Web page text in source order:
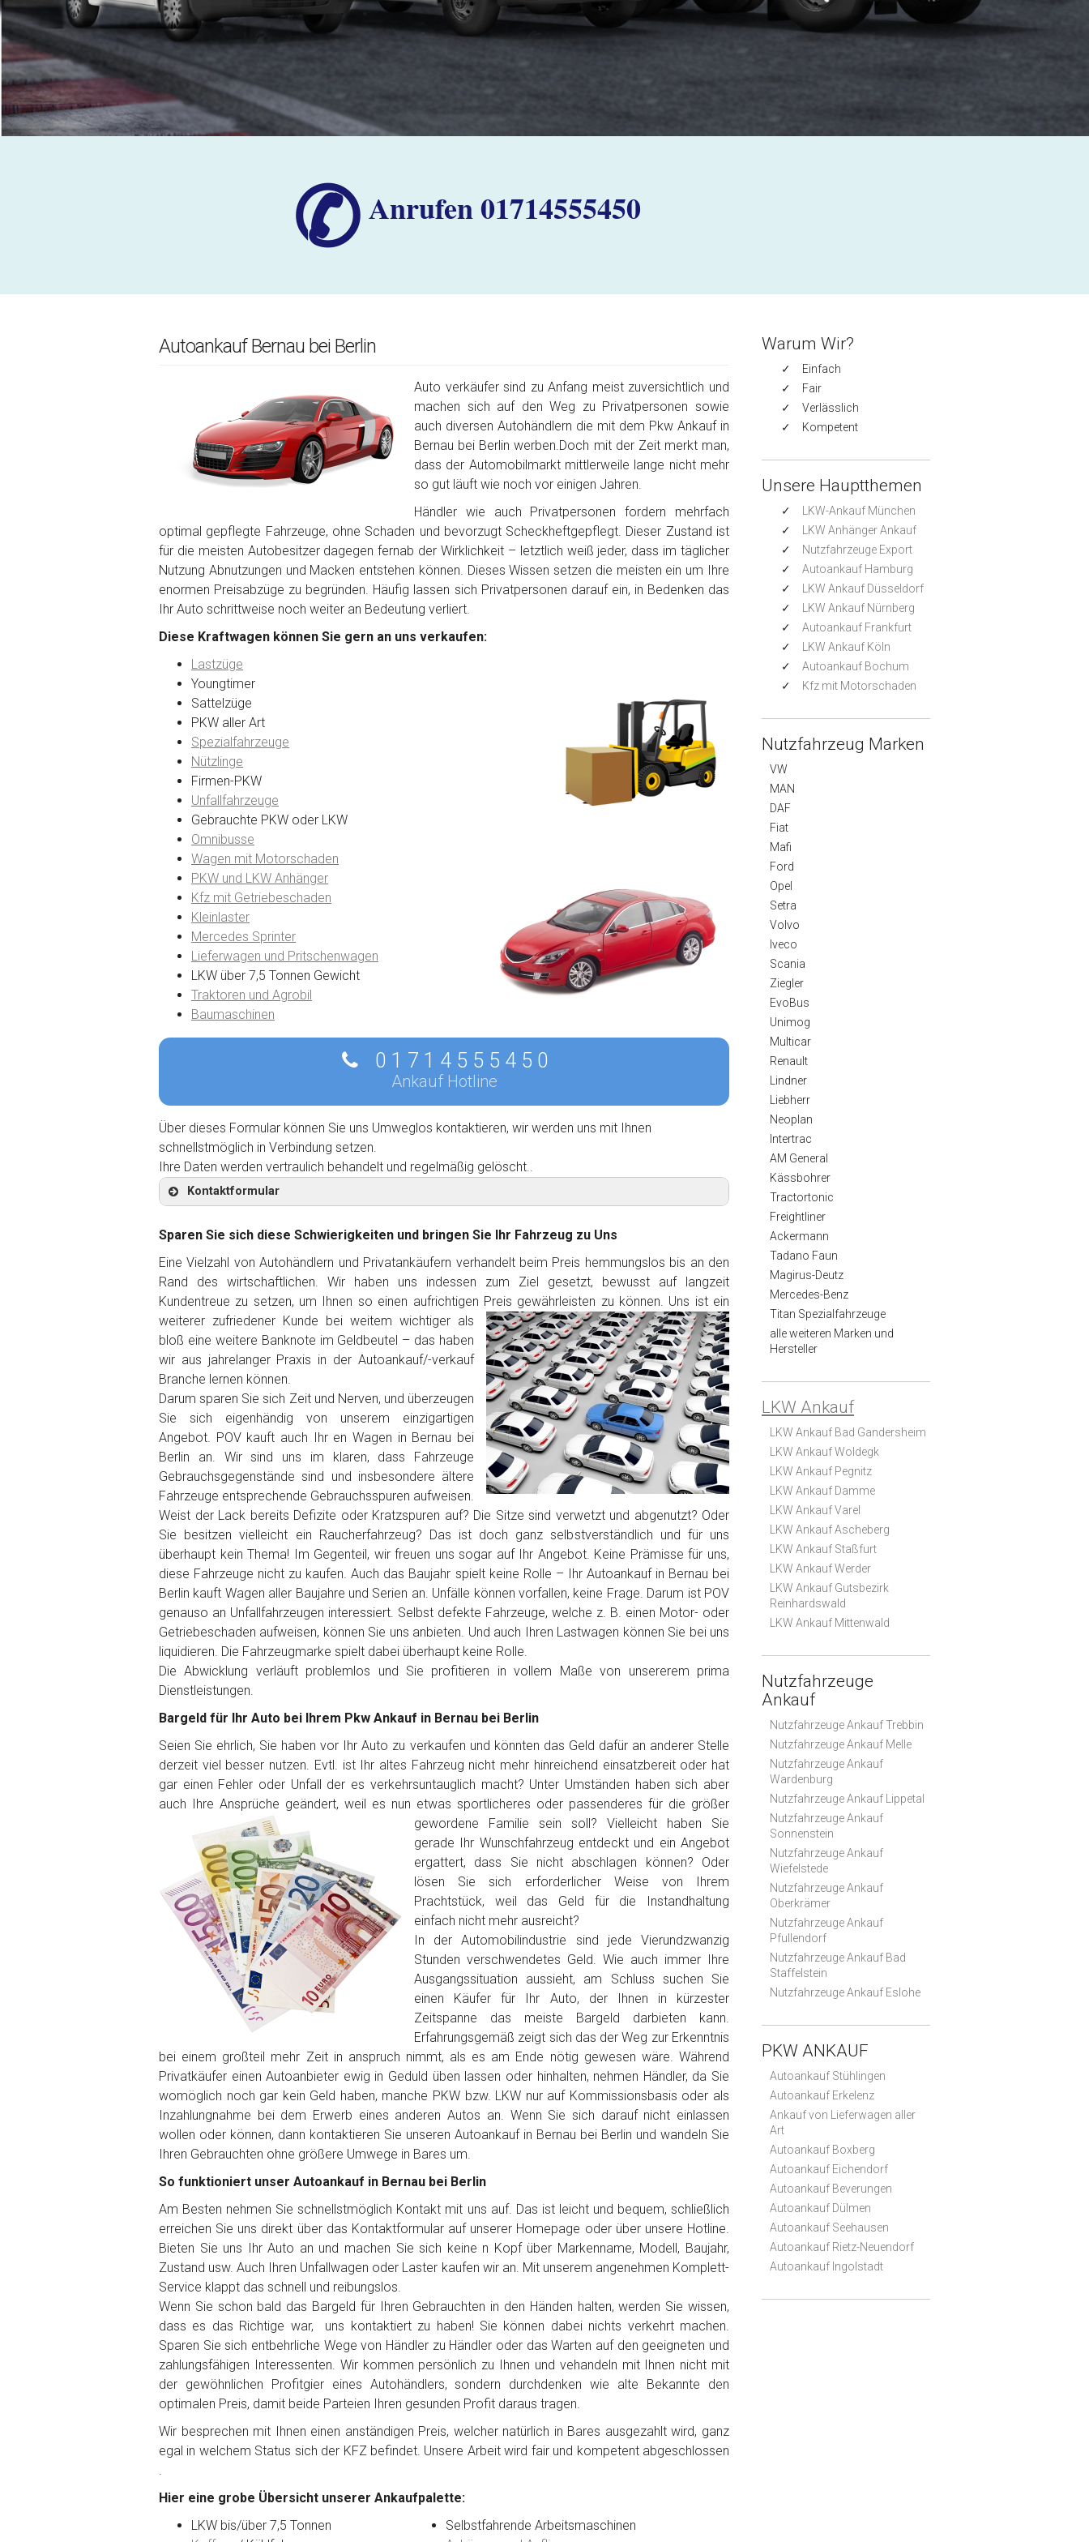
✆Anrufen 01714555450
Autoankauf Bernau bei Berlin
Auto verkäufer sind zu Anfang meist zuversichtlich und
machen sich auf den Weg zu Privatpersonen sowie
auch diversen Autohändlern die mit dem Pkw Ankauf in
Bernau bei Berlin werben.Doch mit der Zeit merkt man,
dass der Automobilmarkt mittlerweile lange nicht mehr
so gut läuft wie noch vor einigen Jahren.
Händler wie auch Privatpersonen fordern mehrfach
optimal gepflegte Fahrzeuge, ohne Schaden und bevorzugt Scheckheftgepflegt. Dieser Zustand ist
für die meisten Autobesitzer dagegen fernab der Wirklichkeit – letztlich weiß jeder, dass im täglicher
Nutzung Abnutzungen und Macken entstehen können. Dieses Wissen setzen die meisten ein um Ihre
enormen Preisabzüge zu begründen. Häufig lassen sich Privatpersonen darauf ein, in Bedenken das
Ihr Auto schrittweise noch weiter an Bedeutung verliert.
Diese Kraftwagen können Sie gern an uns verkaufen:
Lastzüge
Youngtimer
Sattelzüge
PKW aller Art
Spezialfahrzeuge
Nützlinge
Firmen-PKW
Unfallfahrzeuge
Gebrauchte PKW oder LKW
Omnibusse
Wagen mit Motorschaden
PKW und LKW Anhänger
Kfz mit Getriebeschaden
Kleinlaster
Mercedes Sprinter
Lieferwagen und Pritschenwagen
LKW über 7,5 Tonnen Gewicht
Traktoren und Agrobil
Baumaschinen
0 1 7 1 4 5 5 5 4 5 0
Ankauf Hotline
Über dieses Formular können Sie uns Umweglos kontaktieren, wir werden uns mit Ihnen
schnellstmöglich in Verbindung setzen.
Ihre Daten werden vertraulich behandelt und regelmäßig gelöscht..
Kontaktformular
Kontaktformular
Marke*
Model*
Baujahr
Getriebe
Bekannte Schäden
Kilometerstand
Preisvorstellung
Name*
Telefon*
Email
PLZ und Ort
Foto Nr. 1
Foto Nr. 2
Foto Nr. 3
Sonstiges
Fertig
Wie viel ist 10+2 ?
Sparen Sie sich diese Schwierigkeiten und bringen Sie Ihr Fahrzeug zu Uns
Eine Vielzahl von Autohändlern und Privatankäufern verhandelt beim Preis hemmungslos bis an den
Rand des wirtschaftlichen. Wir haben uns indessen zum Ziel gesetzt, bewusst auf langzeit
Kundentreue zu setzen, um Ihnen so einen aufrichtigen Preis gewährleisten zu können. Uns ist ein
weiterer zufriedener Kunde
bei weitem wichtiger als
bloß eine weitere Banknote im Geldbeutel – das haben
wir aus jahrelanger Praxis in der Autoankauf/-verkauf
Branche lernen können.
Darum sparen Sie sich Zeit und Nerven, und überzeugen
Sie sich eigenhändig von unserem einzigartigen
Angebot. POV kauft auch Ihr en Wagen in Bernau bei
Berlin an. Wir sind uns im klaren, dass Fahrzeuge
Gebrauchsgegenstände sind und insbesondere ältere
Fahrzeuge entsprechende Gebrauchsspuren aufweisen.
Weist der Lack bereits Defizite oder Kratzspuren auf? Die Sitze sind verwetzt und abgenutzt? Oder
Sie besitzen vielleicht ein Raucherfahrzeug? Das ist doch ganz selbstverständlich und für uns
überhaupt kein Thema! Im Gegenteil, wir freuen uns sogar auf Ihr Angebot. Keine Prämisse für uns,
diese Fahrzeuge nicht zu kaufen. Auch das Baujahr spielt keine Rolle – Ihr Autoankauf in Bernau bei
Berlin kauft Wagen aller Baujahre und Serien an. Unfälle können vorfallen, keine Frage. Darum ist POV
genauso an Unfallfahrzeugen interessiert. Selbst defekte Fahrzeuge, welche z. B. einen Motor- oder
Getriebeschaden aufweisen, können Sie uns anbieten. Und auch Ihren Lastwagen können Sie bei uns
liquidieren. Die Fahrzeugmarke spielt dabei überhaupt keine Rolle.
Die Abwicklung verläuft problemlos und Sie profitieren in vollem Maße von unsererem prima
Dienstleistungen.
Bargeld für Ihr Auto bei Ihrem Pkw Ankauf in Bernau bei Berlin
Seien Sie ehrlich, Sie haben vor Ihr Auto zu verkaufen und könnten das Geld dafür an anderer Stelle
derzeit viel besser nutzen. Evtl. ist Ihr altes Fahrzeug nicht mehr hinreichend einsatzbereit oder hat
gar einen Fehler oder Unfall der es verkehrsuntauglich macht? Unter Umständen haben sich aber
auch Ihre Ansprüche geändert, weil es nun etwas sportlicheres oder passenderes für die größer
gewordene Familie sein soll? Vielleicht haben Sie
gerade Ihr Wunschfahrzeug entdeckt und ein Angebot
ergattert, dass Sie nicht abschlagen können? Oder
lösen Sie sich erforderlicher Weise von Ihrem
Prachtstück, weil das Geld für die Instandhaltung
einfach nicht mehr ausreicht?
In der Automobilindustrie sind jede Vierundzwanzig
Stunden verschwendetes Geld. Wie auch immer Ihre
Ausgangssituation aussieht, am Schluss suchen Sie
einen Käufer für Ihr Auto, der Ihnen in kürzester
Zeitspanne das meiste Bargeld darbieten kann.
Erfahrungsgemäß zeigt sich das der Weg zur Erkenntnis
bei einem großteil mehr Zeit in anspruch nimmt, als es am Ende nötig gewesen wäre. Während
Privatkäufer einen Autoanbieter ewig in Geduld üben lassen oder hinhalten, nehmen Händler, da Sie
womöglich noch gar kein Geld haben, manche PKW bzw. LKW nur auf Kommissionsbasis oder als
Inzahlungnahme bei dem Erwerb eines anderen Autos an. Wenn Sie sich darauf nicht einlassen
wollen oder können, dann kontaktieren Sie unseren Autoankauf in Bernau bei Berlin und wandeln Sie
Ihren Gebrauchten ohne größere Umwege in Bares um.
So funktioniert unser Autoankauf in Bernau bei Berlin
Am Besten nehmen Sie schnellstmöglich Kontakt mit uns auf. Das ist leicht und bequem, schließlich
erreichen Sie uns direkt über das Kontaktformular auf unserer Homepage oder über unsere Hotline.
Bieten Sie uns Ihr Auto an und machen Sie sich keine n Kopf über Markenname, Modell, Baujahr,
Zustand usw. Auch Ihren Unfallwagen oder Laster kaufen wir an. Mit unserem angenehmen Komplett-
Service klappt das schnell und reibungslos.
Wenn Sie schon bald das Bargeld für Ihren Gebrauchten in den Händen halten, werden Sie wissen,
dass es das Richtige war, uns kontaktiert zu haben! Sie können dabei nichts verkehrt machen.
Sparen Sie sich entbehrliche Wege von Händler zu Händler oder das Warten auf den geeigneten und
zahlungsfähigen Interessenten. Wir kommen persönlich zu Ihnen und vehandeln mit Ihnen nicht mit
der gewöhnlichen Profitgier eines Autohändlers, sondern durchdenken wie alte Bekannte den
optimalen Preis, damit beide Parteien Ihren gesunden Profit daraus tragen.
Wir besprechen mit Ihnen einen anständigen Preis, welcher natürlich in Bares ausgezahlt wird, ganz
egal in welchem Status sich der KFZ befindet. Unsere Arbeit wird fair und kompetent abgeschlossen
.
Hier eine grobe Übersicht unserer Ankaufpalette:
LKW bis/über 7,5 Tonnen
Selbstfahrende Arbeitsmaschinen
Warum Wir?
Einfach
Fair
Verlässlich
Kompetent
Unsere Hauptthemen
LKW-Ankauf München
LKW Anhänger Ankauf
Nutzfahrzeuge Export
Autoankauf Hamburg
LKW Ankauf Düsseldorf
LKW Ankauf Nürnberg
Autoankauf Frankfurt
LKW Ankauf Köln
Autoankauf Bochum
Kfz mit Motorschaden
Nutzfahrzeug Marken
VW
MAN
DAF
Fiat
Mafi
Ford
Opel
Setra
Volvo
Iveco
Scania
Ziegler
EvoBus
Unimog
Multicar
Renault
Lindner
Liebherr
Neoplan
Intertrac
AM General
Kässbohrer
Tractortonic
Freightliner
Ackermann
Tadano Faun
Magirus-Deutz
Mercedes-Benz
Titan Spezialfahrzeuge
alle weiteren Marken und
Hersteller
LKW Ankauf
LKW Ankauf Bad Gandersheim
LKW Ankauf Woldegk
LKW Ankauf Pegnitz
LKW Ankauf Damme
LKW Ankauf Varel
LKW Ankauf Ascheberg
LKW Ankauf Staßfurt
LKW Ankauf Werder
LKW Ankauf Gutsbezirk
Reinhardswald
LKW Ankauf Mittenwald
Nutzfahrzeuge
Ankauf
Nutzfahrzeuge Ankauf Trebbin
Nutzfahrzeuge Ankauf Melle
Nutzfahrzeuge Ankauf
Wardenburg
Nutzfahrzeuge Ankauf Lippetal
Nutzfahrzeuge Ankauf
Sonnenstein
Nutzfahrzeuge Ankauf
Wiefelstede
Nutzfahrzeuge Ankauf
Oberkrämer
Nutzfahrzeuge Ankauf
Pfullendorf
Nutzfahrzeuge Ankauf Bad
Staffelstein
Nutzfahrzeuge Ankauf Eslohe
PKW ANKAUF
Autoankauf Stühlingen
Autoankauf Erkelenz
Ankauf von Lieferwagen aller
Art
Autoankauf Boxberg
Autoankauf Eichendorf
Autoankauf Beverungen
Autoankauf Dülmen
Autoankauf Seehausen
Autoankauf Rietz-Neuendorf
Autoankauf Ingolstadt